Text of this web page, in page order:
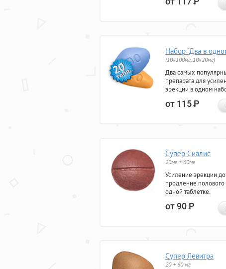
Набор "Два в
(10x100мг, 10x20мг)
Два самых
препарата для
эрекции в одном
от 115Р
Супер Сиалис
20мг + 60мг
Усиление эрекции
продление полового
одной таблетке.
от 90Р
Супер Левитра
20 + 60 мг